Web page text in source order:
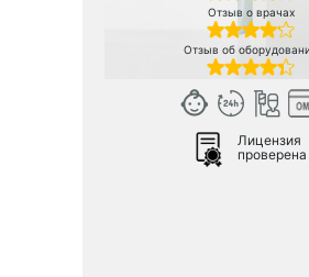
Отзыв о врачах
Отзыв об
Лицензия
проверена